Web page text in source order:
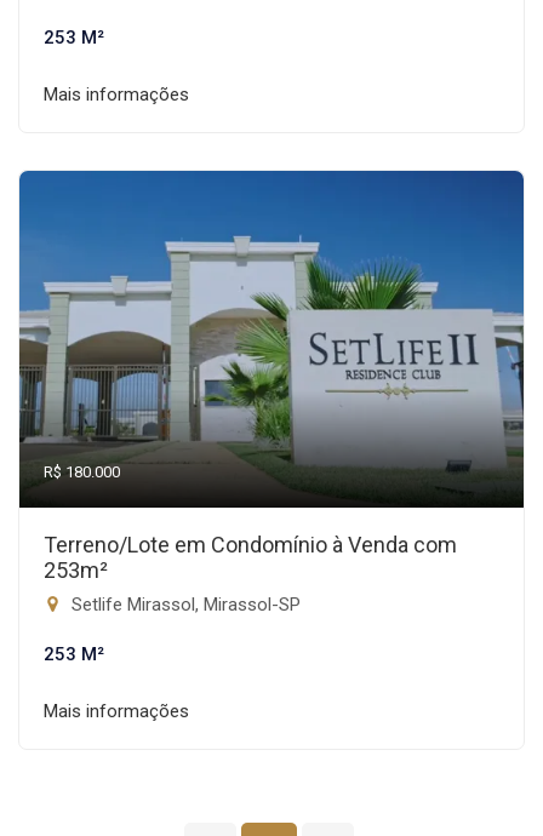
253 M²
Mais informações
R$ 180.000
Terreno/Lote em Condomínio à Venda com
253m²
Setlife Mirassol, Mirassol-SP
253 M²
Mais informações